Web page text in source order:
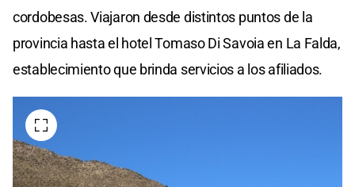
cordobesas. Viajaron desde distintos puntos de la
provincia hasta el hotel Tomaso Di Savoia en La Falda,
establecimiento que brinda servicios a los afiliados.